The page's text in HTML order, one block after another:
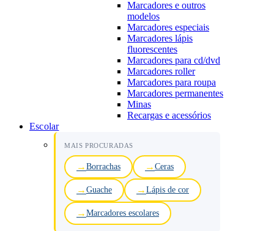
Marcadores e outros
modelos
Marcadores especiais
Marcadores lápis
fluorescentes
Marcadores para cd/dvd
Marcadores roller
Marcadores para roupa
Marcadores permanentes
Minas
Recargas e acessórios
Escolar
MAIS PROCURADAS
Borrachas Ceras
Guache Lápis de cor
Marcadores escolares